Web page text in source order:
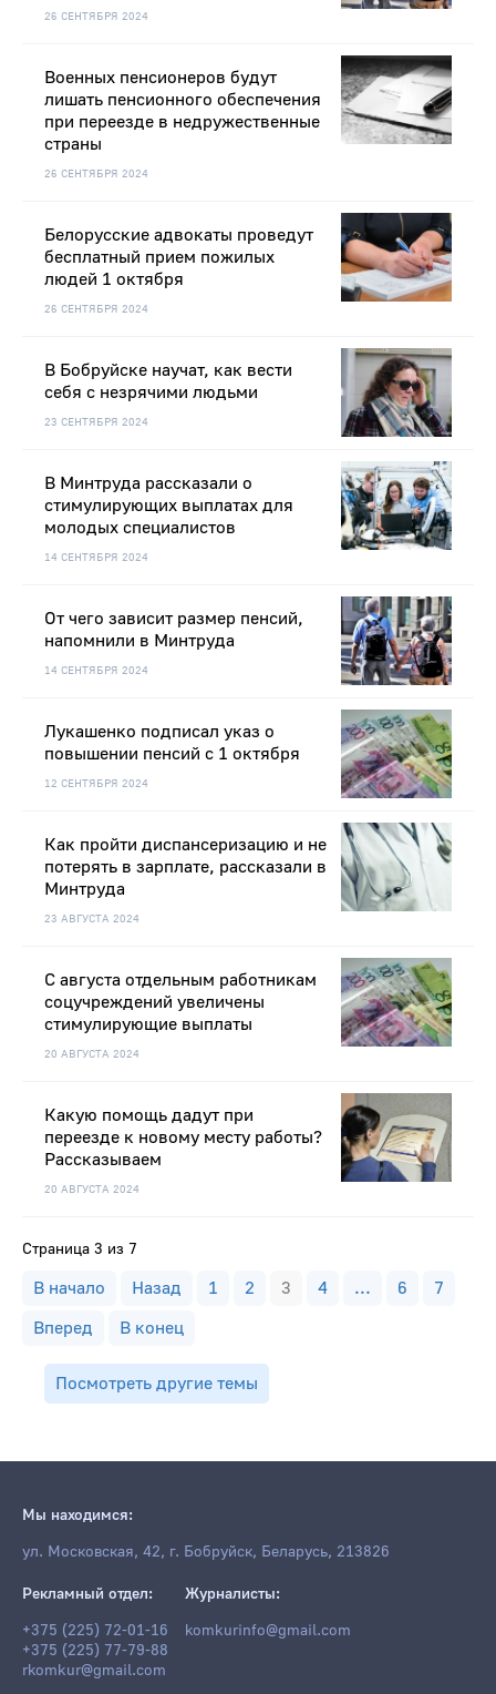
26 СЕНТЯБРЯ 2024
26 СЕНТЯБРЯ 2024
Военных пенсионеров будут
лишать пенсионного обеспечения
при переезде в недружественные
страны
26 СЕНТЯБРЯ 2024
Белорусские адвокаты проведут
бесплатный прием пожилых
людей 1 октября
23 СЕНТЯБРЯ 2024
В Бобруйске научат, как вести
себя с незрячими людьми
14 СЕНТЯБРЯ 2024
В Минтруда рассказали о
стимулирующих выплатах для
молодых специалистов
14 СЕНТЯБРЯ 2024
От чего зависит размер пенсий,
напомнили в Минтруда
12 СЕНТЯБРЯ 2024
Лукашенко подписал указ о
повышении пенсий с 1 октября
23 АВГУСТА 2024
Как пройти диспансеризацию и не
потерять в зарплате, рассказали в
Минтруда
20 АВГУСТА 2024
С августа отдельным работникам
соцучреждений увеличены
стимулирующие выплаты
20 АВГУСТА 2024
Какую помощь дадут при
переезде к новому месту работы?
Рассказываем
Страница 3 из 7
В начало Назад 1 2 3 4 ... 6
7
Вперед
В конец
Посмотреть другие темы
Мы находимся:
ул. Московская, 42, г. Бобруйск, Беларусь, 213826
Рекламный отдел:
+375 (225) 72-01-16
+375 (225) 77-79-88
rkomkur@gmail.com
Журналисты:
komkurinfo@gmail.com